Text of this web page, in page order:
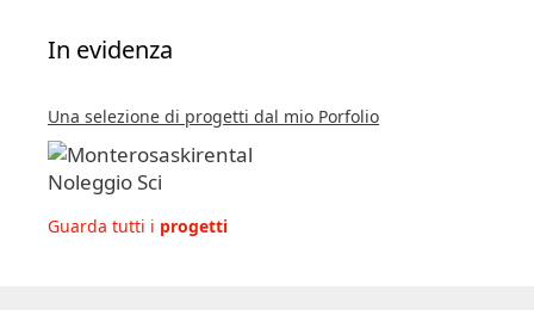
In evidenza
Una selezione di progetti dal mio Porfolio
Guarda tutti i progetti